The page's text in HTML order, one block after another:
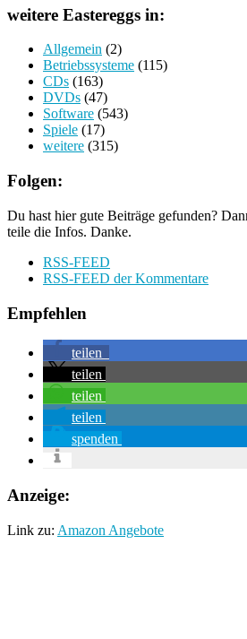
weitere Eastereggs in:
Allgemein (2)
Betriebssysteme (115)
CDs (163)
DVDs (47)
Software (543)
Spiele (17)
weitere (315)
Folgen:
Du hast hier gute Beiträge gefunden?
teile die Infos. Danke.
RSS-FEED
RSS-FEED der Kommentare
Empfehlen
teilen
teilen
teilen
teilen
spenden
Anzeige:
Link zu: Amazon Angebote